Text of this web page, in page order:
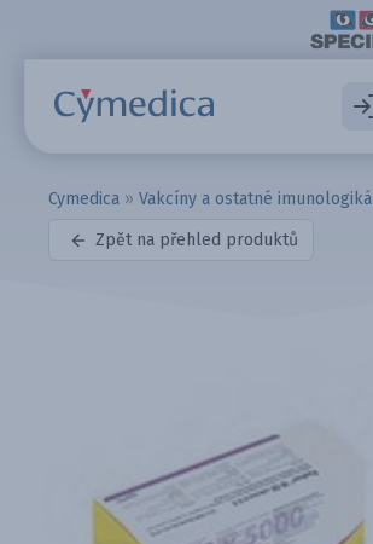
Cymedica » Vakcíny a ostatné imunologiká
Zpět na přehled produktů